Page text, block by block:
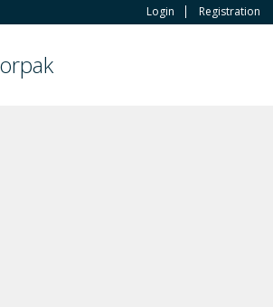
Login Registration